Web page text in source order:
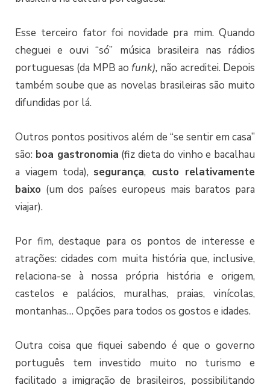
Esse terceiro fator foi novidade pra mim. Quando
cheguei e ouvi “só” música brasileira nas rádios
portuguesas (da MPB aofunk), não acreditei. Depois
também soube que as novelas brasileiras são muito
difundidas por lá.
Outros pontos positivos além de “se sentir em casa”
são: boa gastronomia (fiz dieta do vinho e bacalhau
a viagem toda), segurança, custo relativamente
baixo (um dos países europeus mais baratos para
viajar).
Por fim, destaque para os pontos de interesse e
atrações: cidades com muita história que, inclusive,
relaciona-se à nossa própria história e origem,
castelos e palácios, muralhas, praias, vinícolas,
montanhas… Opções para todos os gostos e idades.
Outra coisa que fiquei sabendo é que o governo
português tem investido muito no turismo e
facilitado a imigração de brasileiros, possibilitando